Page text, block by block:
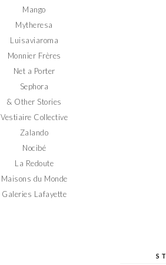
Mango
Mytheresa
Luisaviaroma
Monnier Frères
Net a Porter
Sephora
& Other Stories
Vestiaire Collective
Zalando
Nocibé
La Redoute
Maisons du Monde
Galeries Lafayette